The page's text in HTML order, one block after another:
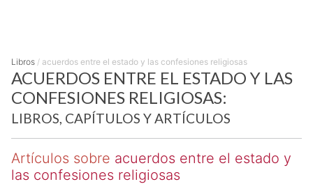
Libros / acuerdos entre el estado y las confesiones religiosas
ACUERDOS ENTRE EL ESTADO Y LAS
CONFESIONES RELIGIOSAS:
LIBROS, CAPÍTULOS Y ARTÍCULOS
Artículos sobre acuerdos entre el estado y
las confesiones religiosas